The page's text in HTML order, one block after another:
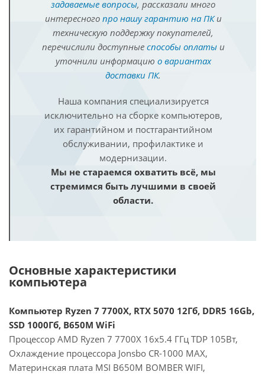
задаваемые вопросы, рассказали много
интересного про нашу гарантию на ПКи
техническую поддержку покупателей,
перечислили доступные способы оплатыи
уточнили информацию о вариантах
доставки ПК.
Наша компания специализируется
исключительно на сборке компьютеров,
их гарантийном и постгарантийном
обслуживании, профилактике и
модернизации.
Мы не стараемся охватить всё, мы
стремимся быть лучшими в своей
области.
Основные характеристики
компьютера
Компьютер Ryzen 7 7700X, RTX 5070 12Гб, DDR5 16Gb,
SSD 1000Гб, B650M WiFi
Процессор AMD Ryzen 7 7700X 16x5.4 ГГц TDP 105Вт,
Охлаждение процессора Jonsbo CR-1000 MAX,
Материнская плата MSI B650M BOMBER WIFI,